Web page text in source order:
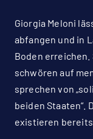
Giorgia Meloni
abfangen und in
Boden erreichen.
schwören auf
sprechen von
beiden Staaten“.
existieren bereits